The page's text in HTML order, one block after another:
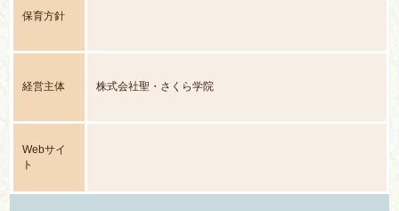
保育方針
経営主体 株式会社聖・さくら学院
Webサイ
ト